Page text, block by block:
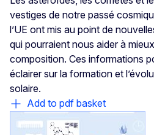
vestiges de notre passé
l’UE ont mis au point de
qui pourraient nous aider à
composition. Ces informations
éclairer sur la formation et
solaire.
Add to pdf basket